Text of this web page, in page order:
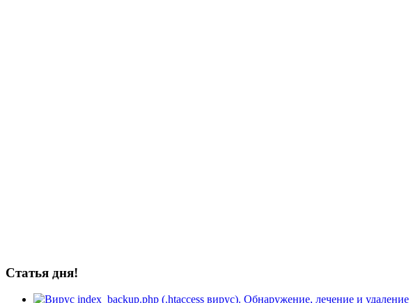
Статья дня!